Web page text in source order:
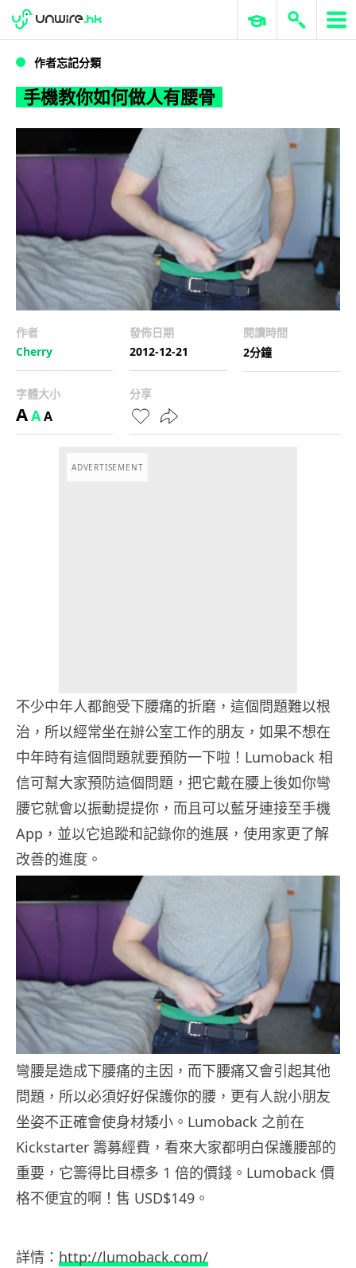
手機教你如何做人有腰骨
WWDC 2026 ERP 與商業 AI
作者忘記分類
手機教你如何做人有腰骨
作者
Cherry
發佈日期
2012-12-21
閱讀時間
2分鐘
字體大小
AAA
分享
ADVERTISEMENT
不少中年人都飽受下腰痛的折磨，這個問題難以根
治，所以經常坐在辦公室工作的朋友，如果不想在
中年時有這個問題就要預防一下啦！Lumoback 相
信可幫大家預防這個問題，把它戴在腰上後如你彎
腰它就會以振動提提你，而且可以藍牙連接至手機
App，並以它追蹤和記錄你的進展，使用家更了解
改善的進度。
彎腰是造成下腰痛的主因，而下腰痛又會引起其他
問題，所以必須好好保護你的腰，更有人說小朋友
坐姿不正確會使身材矮小。Lumoback 之前在
Kickstarter 籌募經費，看來大家都明白保護腰部的
重要，它籌得比目標多 1 倍的價錢。Lumoback 價
格不便宜的啊！售 USD$149。
詳情： http://lumoback.com/